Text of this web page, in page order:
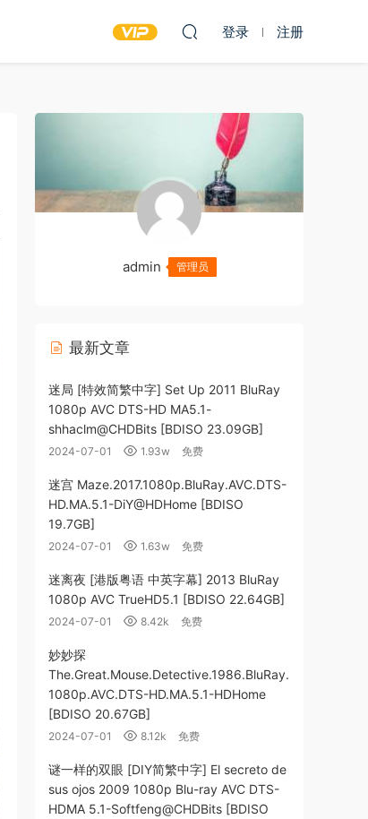
登录 注册
admin 管理员
最新文章
迷局 [特效简繁中字] Set Up 2011 BluRay
1080p AVC DTS-HD MA5.1-
shhaclm@CHDBits [BDISO 23.09GB]
2024-07-01 1.93w 免费
迷宫 Maze.2017.1080p.BluRay.AVC.DTS-
HD.MA.5.1-DiY@HDHome [BDISO
19.7GB]
2024-07-01 1.63w 免费
迷离夜 [港版粤语 中英字幕] 2013 BluRay
1080p AVC TrueHD5.1 [BDISO 22.64GB]
2024-07-01 8.42k 免费
妙妙探
The.Great.Mouse.Detective.1986.BluRay.
1080p.AVC.DTS-HD.MA.5.1-HDHome
[BDISO 20.67GB]
2024-07-01 8.12k 免费
谜一样的双眼 [DIY简繁中字] El secreto de
sus ojos 2009 1080p Blu-ray AVC DTS-
HDMA 5.1-Softfeng@CHDBits [BDISO